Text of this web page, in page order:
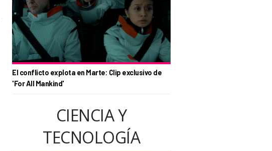
El conflicto explota en Marte: Clip exclusivo de
'For All Mankind'
CIENCIA Y
TECNOLOGÍA